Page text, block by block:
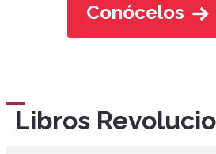
Conócelos
Libros